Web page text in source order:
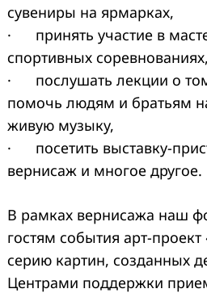
сувениры на ярмарках,
· принять участие в
спортивных соревнованиях,
· послушать лекции о
помочь людям и братьям
живую музыку,
· посетить выставку-
вернисаж и многое другое.
В рамках вернисажа наш
гостям события арт-проект
серию картин, созданных
Центрами поддержки
Search
for: